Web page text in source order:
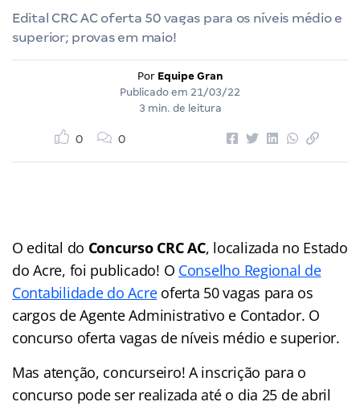
Edital CRC AC oferta 50 vagas para os níveis médio e
superior; provas em maio!
Por Equipe Gran
Publicado em 21/03/22
3 min. de leitura
0 0
O edital do Concurso CRC AC, localizada no Estado
do Acre, foi publicado! O Conselho Regional de
Contabilidade do Acreoferta 50 vagas para os
cargos de Agente Administrativo e Contador. O
concurso oferta vagas de níveis médio e superior.
Mas atenção, concurseiro! A inscrição para o
concurso pode ser realizada até o dia 25 de abril